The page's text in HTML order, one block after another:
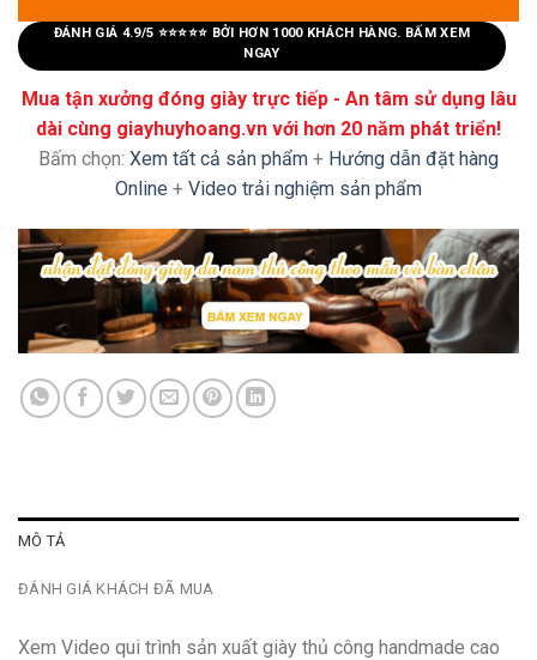
ĐÁNH GIÁ 4.9/5 ⭐⭐⭐⭐⭐ BỞI HƠN 1000 KHÁCH HÀNG. BẤM XEM
NGAY
Mua tận xưởng đóng giày trực tiếp - An tâm sử dụng lâu
dài cùng giayhuyhoang.vn với hơn 20 năm phát triển!
Bấm chọn: Xem tất cả sản phẩm + Hướng dẫn đặt hàng
Online + Video trải nghiệm sản phẩm
MÔ TẢ
ĐÁNH GIÁ KHÁCH ĐÃ MUA
Xem Video qui trình sản xuất giày thủ công handmade cao